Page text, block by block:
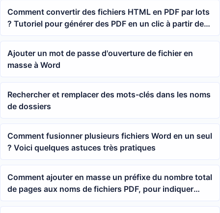
Comment convertir des fichiers HTML en PDF par lots
? Tutoriel pour générer des PDF en un clic à partir de
plusieurs fichiers HTML et MHTML
Ajouter un mot de passe d'ouverture de fichier en
masse à Word
Rechercher et remplacer des mots-clés dans les noms
de dossiers
Comment fusionner plusieurs fichiers Word en un seul
? Voici quelques astuces très pratiques
Comment ajouter en masse un préfixe du nombre total
de pages aux noms de fichiers PDF, pour indiquer
rapidement le nombre de pages d'un document